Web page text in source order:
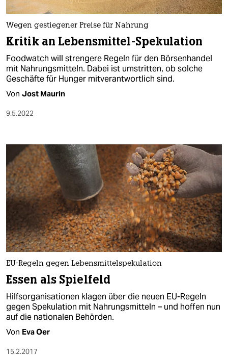
nord
wahrheit
verlag
verlag
veranstaltungen
fragen & hilfe
unterstützen
abo
genossenschaft
epaper login
Wegen gestiegener Preise für Nahrung
Kritik an Lebensmittel-Spekulation
Foodwatch will strengere Regeln für den Börsenhandel
mit Nahrungsmitteln. Dabei ist umstritten, ob solche
Geschäfte für Hunger mitverantwortlich sind.
Von Jost Maurin
9.5.2022
EU-Regeln gegen Lebensmittelspekulation
Essen als Spielfeld
Hilfsorganisationen klagen über die neuen EU-Regeln
gegen Spekulation mit Nahrungsmitteln – und hoffen nun
auf die nationalen Behörden.
Von Eva Oer
15.2.2017